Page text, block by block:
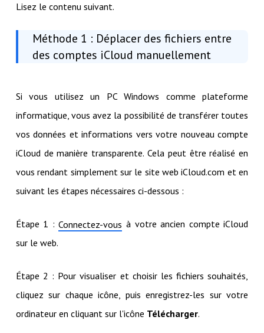
Lisez le contenu suivant.
Méthode 1 : Déplacer des fichiers entre
des comptes iCloud manuellement
Si vous utilisez un PC Windows comme plateforme
informatique, vous avez la possibilité de transférer toutes
vos données et informations vers votre nouveau compte
iCloud de manière transparente. Cela peut être réalisé en
vous rendant simplement sur le site web iCloud.com et en
suivant les étapes nécessaires ci-dessous :
Étape 1 :Connectez-vous à votre ancien compte iCloud
sur le web.
Étape 2 : Pour visualiser et choisir les fichiers souhaités,
cliquez sur chaque icône, puis enregistrez-les sur votre
ordinateur en cliquant sur l'icône Télécharger.